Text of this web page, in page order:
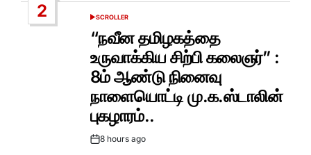
2
POSTED
IN
SCROLLER
“நவீன தமிழகத்தை
உருவாக்கிய சிற்பி கலைஞர்” :
8ம் ஆண்டு நினைவு
நாளையொட்டி மு.க.ஸ்டாலின்
புகழாரம்..
Post8 hours ago